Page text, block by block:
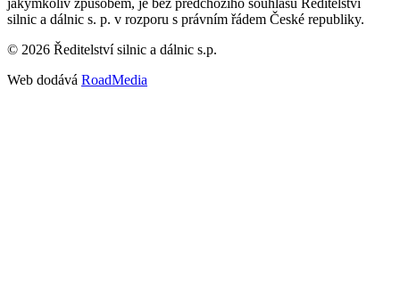
jakýmkoliv způsobem, je bez předchozího souhlasu Ředitelství
silnic a dálnic s. p. v rozporu s právním řádem České republiky.
© 2026 Ředitelství silnic a dálnic s.p.
Web dodává RoadMedia